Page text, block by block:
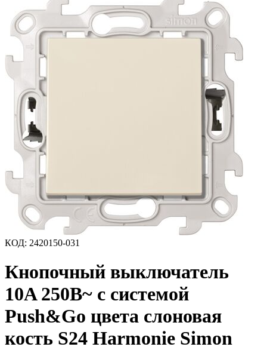
КОД: 2420150-031
Кнопочный выключатель
10A 250В~ с системой
Push&Go цвета слоновая
кость S24 Harmonie Simon